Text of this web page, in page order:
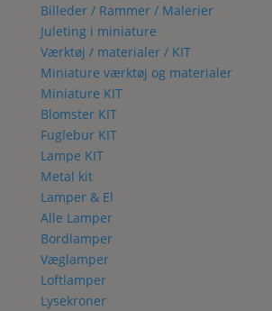
Billeder / Rammer / Malerier
Juleting i miniature
Værktøj / materialer / KIT
Miniature værktøj og materialer
Miniature KIT
Blomster KIT
Fuglebur KIT
Lampe KIT
Metal kit
Lamper & El
Alle Lamper
Bordlamper
Væglamper
Loftlamper
Lysekroner